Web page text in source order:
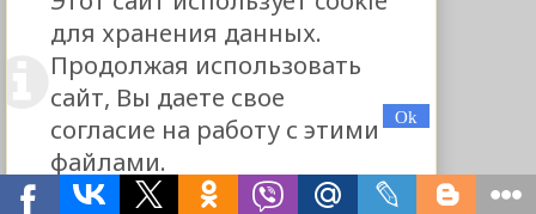
для хранения данных.
Продолжая использовать
сайт, Вы даете свое
согласие на работу с этими
файлами.